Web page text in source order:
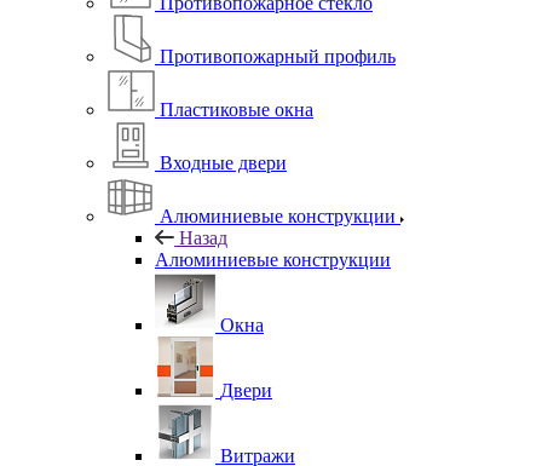
Противопожарный профиль
Пластиковые окна
Входные двери
Алюминиевые конструкции
Назад
Алюминиевые конструкции
Окна
Двери
Витражи